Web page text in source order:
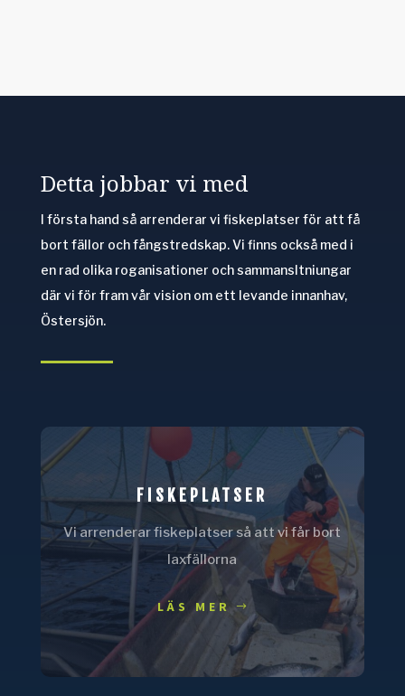
Detta jobbar vi med
I första hand så arrenderar vi fiskeplatser för att få
bort fällor och fångstredskap. Vi finns också med i
en rad olika roganisationer och sammansltniungar
där vi för fram vår vision om ett levande innanhav,
Östersjön.
FISKEPLATSER
Vi arrenderar fiskeplatser så att vi får bort
laxfällorna
LÄS MER